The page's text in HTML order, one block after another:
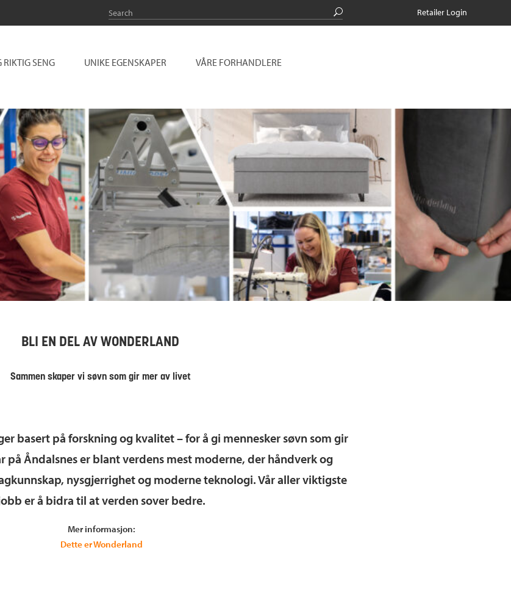
Retailer Login
RIKTIG SENG UNIKE EGENSKAPER VÅRE FORHANDLERE
BLI EN DEL AV WONDERLAND
Sammen skaper vi søvn som gir mer av livet
basert på forskning og kvalitet – for å gi mennesker søvn som gir
på Åndalsnes er blant verdens mest moderne, der håndverk og
nysgjerrighet og moderne teknologi. Vår aller viktigste
er å bidra til at verden sover bedre.
Mer informasjon:
Dette er Wonderland